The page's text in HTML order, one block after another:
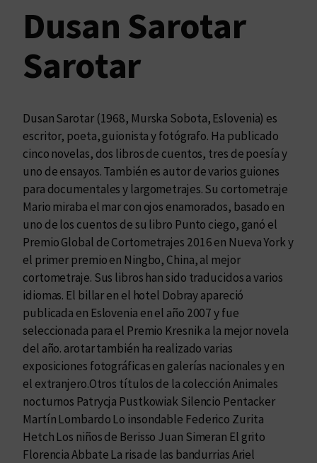
a
Dusan Sarotar
Sarotar
Dusan Sarotar (1968, Murska Sobota, Eslovenia) es
escritor, poeta, guionista y fotógrafo. Ha publicado
cinco novelas, dos libros de cuentos, tres de poesía y
uno de ensayos. También es autor de varios guiones
para documentales y largometrajes. Su cortometraje
Mario miraba el mar con ojos enamorados, basado en
uno de los cuentos de su libro Punto ciego, ganó el
Premio Global de Cortometrajes 2016 en Nueva York y
el primer premio en Ningbo, China, al mejor
cortometraje. Sus libros han sido traducidos a varios
idiomas. El billar en el hotel Dobray apareció
publicada en Eslovenia en el año 2007 y fue
seleccionada para el Premio Kresnik a la mejor novela
del año. arotar también ha realizado varias
exposiciones fotográficas en galerías nacionales y en
el extranjero.Otros títulos de la colección Animales
nocturnos Patrycja Pustkowiak Silencio Pentacker
Martín Lombardo Lo insondable Federico Zurita
Hetch Los niños de Berisso Juan Simeran El grito
Florencia Abbate La risa de las bandurrias Ariel